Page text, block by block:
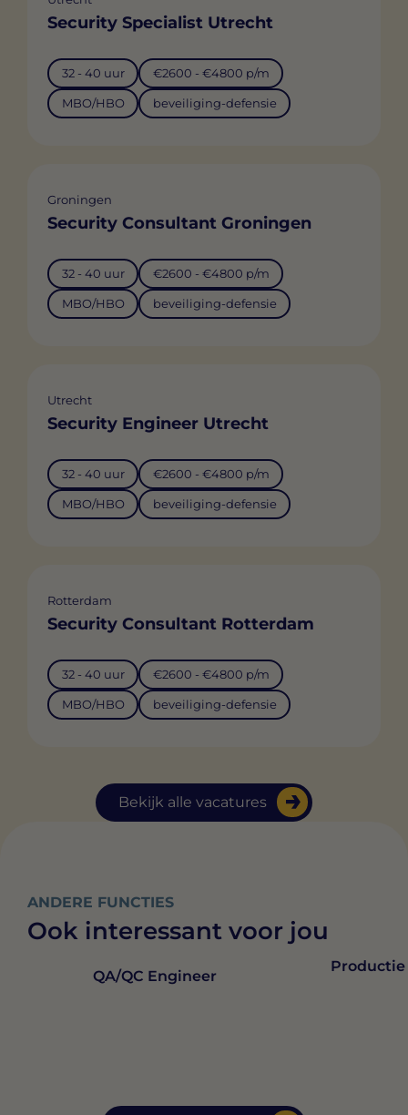
Bekijk alle vacatures
Security Specialist Utrecht
32 - 40 uur €2600 - €4800 p/m
MBO/HBO beveiliging-defensie
Groningen
Security Consultant Groningen
32 - 40 uur €2600 - €4800 p/m
MBO/HBO beveiliging-defensie
Utrecht
Security Engineer Utrecht
32 - 40 uur €2600 - €4800 p/m
MBO/HBO beveiliging-defensie
Rotterdam
Security Consultant Rotterdam
32 - 40 uur €2600 - €4800 p/m
MBO/HBO beveiliging-defensie
ANDERE FUNCTIES
Ook interessant voor jou
QA/QC Engineer
Productie